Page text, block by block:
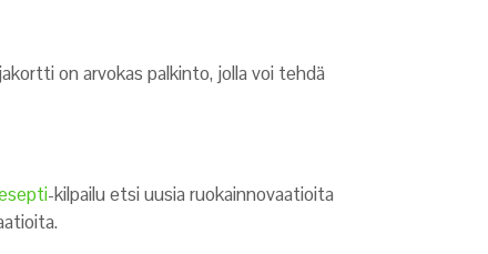
on arvokas palkinto, jolla voi tehdä
-kilpailu etsi uusia ruokainnovaatioita